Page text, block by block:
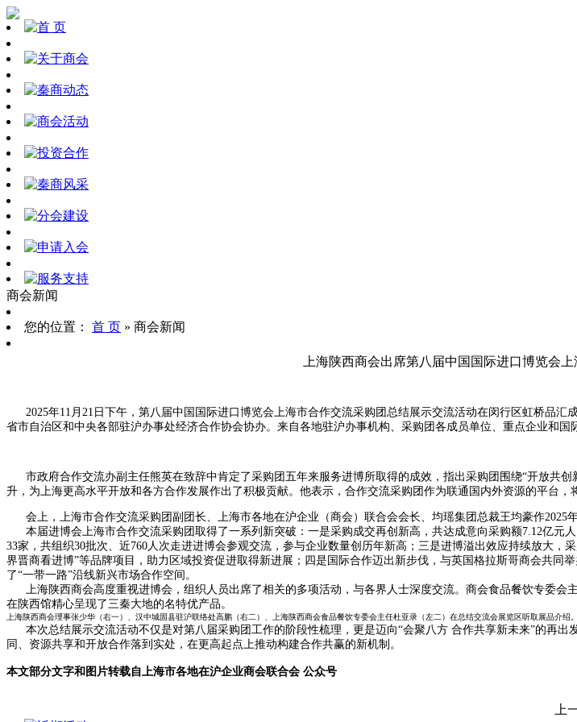
商会新闻
您的位置： 首 页 » 商会新闻
上海陕西商会出席第八届中国国际进口博览会
2025年11月21日下午，第八届中国国际进口博览会上海市合作交流采购团总结展示交流活动在闵行区虹桥品
省市自治区和中央各部驻沪办事处经济合作协会协办。来自各地驻沪办事机构、采购团各成员单位、重点企业和
市政府合作交流办副主任熊英在致辞中肯定了采购团五年来服务进博所取得的成效，指出采购团围绕“开放共
升，为上海更高水平开放和各方合作发展作出了积极贡献。他表示，合作交流采购团作为联通国内外资源的平台
会上，上海市合作交流采购团副团长、上海市各地在沪企业（商会）联合会会长、均瑶集团总裁王均豪作2025
本届进博会上海市合作交流采购团取得了一系列新突破：一是采购成交再创新高，共达成意向采购额7.12亿元
33家，共组织30批次、近760人次走进进博会参观交流，参与企业数量创历年新高；三是进博溢出效应持续放大
界晋商看进博”等品牌项目，助力区域投资促进取得新进展；四是国际合作迈出新步伐，与英国格拉斯哥商会共
了“一带一路”沿线新兴市场合作空间。
上海陕西商会高度重视进博会，组织人员出席了相关的多项活动，与各界人士深度交流。商会食品餐饮专委会
在陕西馆精心呈现了三秦大地的名特优产品。
上海陕西商会理事张少华（右一）、汉中城固县驻沪联络处高鹏（右二）、上海陕西商会食品餐饮专委会主任杜亚录（左二）在总结交流会展览区听取展品介绍。
本次总结展示交流活动不仅是对第八届采购团工作的阶段性梳理，更是迈向“会聚八方 合作共享新未来”的再出
同、资源共享和开放合作落到实处，在更高起点上推动构建合作共赢的新机制。
本文部分文字和图片转载自上海市各地在沪企业商会联合会 公众号
上